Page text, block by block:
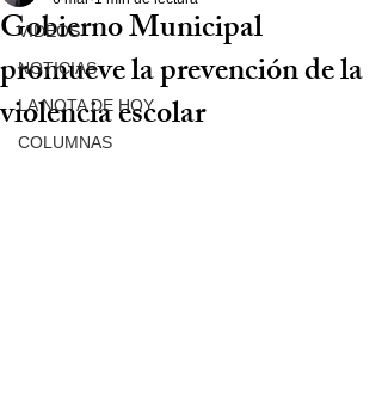
VIDEOS
NOTICIAS
LA NOTA DE HOY
COLUMNAS
Gobierno Municipal
promueve la prevención de la
violencia escolar